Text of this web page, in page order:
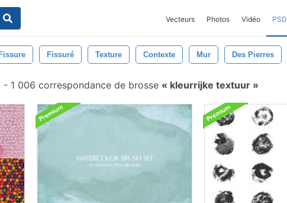
Vecteurs Photos Vidéo PSD
Fissure Fissuré Texture Contexte Mur Des Pierres
- 1 006 correspondance de brosse kleurrijke textuur